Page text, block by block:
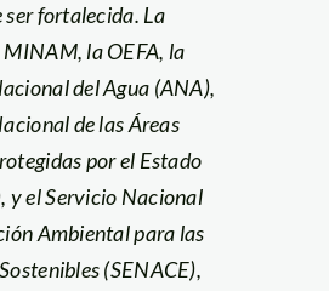
ser fortalecida. La
la OEFA, la
del Agua (ANA),
de las Áreas
por el Estado
y el Servicio Nacional
Ambiental para las
(SENACE),